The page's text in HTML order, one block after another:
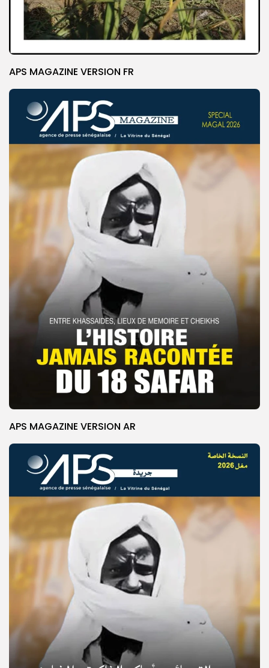
© Copyright 2025, APS
APS MAGAZINE VERSION FR
APS MAGAZINE VERSION AR